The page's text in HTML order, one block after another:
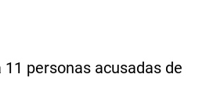
personas acusadas de